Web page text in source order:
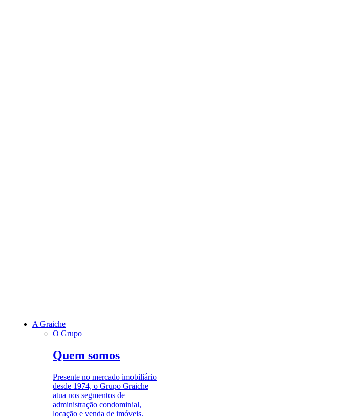
A Graiche
O Grupo
Quem somos
Presente no mercado imobiliário
desde 1974, o Grupo Graiche
atua nos segmentos de
administração condominial,
locação e venda de imóveis.